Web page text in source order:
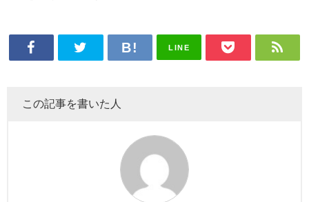
LINE
この記事を書いた人